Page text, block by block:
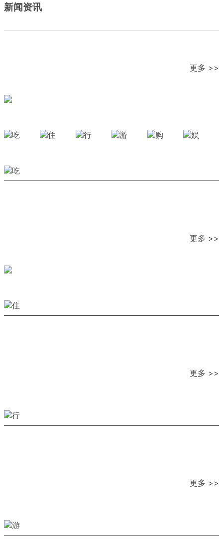
新闻资讯
更多 >>
更多 >>
更多 >>
更多 >>